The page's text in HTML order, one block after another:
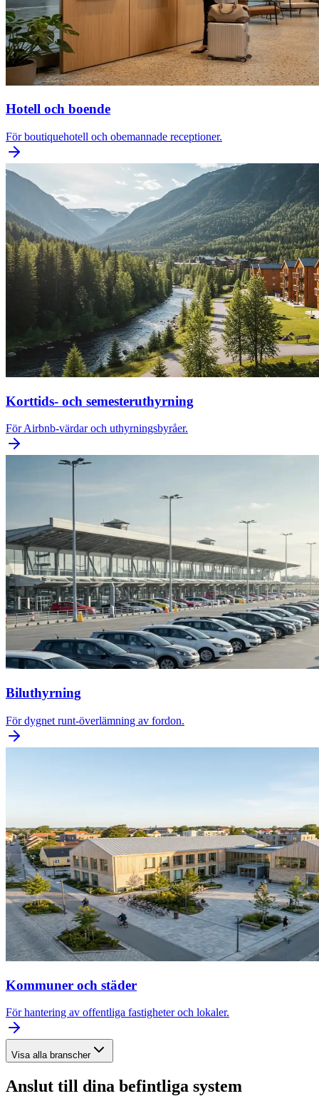
Hotell och boende
För boutiquehotell och obemannade receptioner.
Korttids- och semesteruthyrning
För Airbnb-värdar och uthyrningsbyråer.
Biluthyrning
För dygnet runt-överlämning av fordon.
Kommuner och städer
För hantering av offentliga fastigheter och lokaler.
Visa alla branscher
Anslut till dina befintliga system